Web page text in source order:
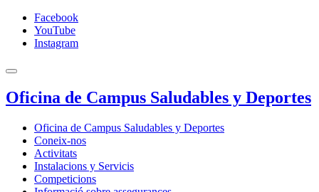
Facebook
YouTube
Instagram
Oficina de Campus Saludables y Deportes
Oficina de Campus Saludables y Deportes
Coneix-nos
Activitats
Instalacions y Servicis
Competicions